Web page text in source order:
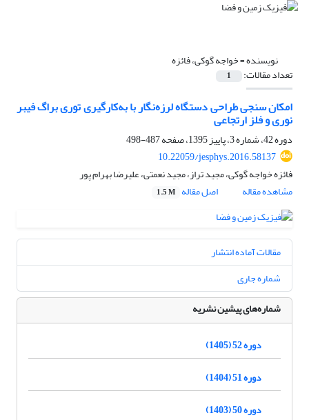
نویسنده =خواجه گوکی، فائزه
تعداد مقالات: 1
امکان سنجی طراحی دستگاه لرزه‌نگار با به‌کارگیری توری براگ فیبر
نوری و فلز ارتجاعی
دوره 42، شماره 3، پاییز 1395، صفحه
487-498
10.22059/jesphys.2016.58137
فائزه خواجه گوکی، مجید تراز، مجید نعمتی، علیرضا بهرام پور
مشاهده مقاله
اصل مقاله 1.5 M
مقالات آماده انتشار
شماره جاری
شماره‌های پیشین نشریه
دوره 52 (1405)
دوره 51 (1404)
دوره 50 (1403)